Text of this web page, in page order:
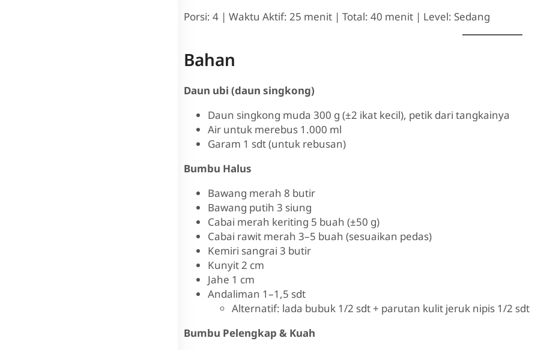
Porsi: 4 | Waktu Aktif: 25 menit | Total: 40 menit | Level: Sedang
Bahan
Daun ubi (daun singkong)
Daun singkong muda 300 g (±2 ikat kecil), petik dari tangkainya
Air untuk merebus 1.000 ml
Garam 1 sdt (untuk rebusan)
Bumbu Halus
Bawang merah 8 butir
Bawang putih 3 siung
Cabai merah keriting 5 buah (±50 g)
Cabai rawit merah 3–5 buah (sesuaikan pedas)
Kemiri sangrai 3 butir
Kunyit 2 cm
Jahe 1 cm
Andaliman 1–1,5 sdt
Alternatif: lada bubuk 1/2 sdt + parutan kulit jeruk nipis 1/2 sdt
Bumbu Pelengkap & Kuah